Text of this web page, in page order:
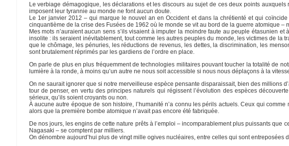
Le verbiage démagogique, les déclarations et les discours au sujet de ces deux points
imposent leur tyrannie au monde ne font aucun doute.
Le 1er janvier 2012 – qui marque le nouvel an en Occident et dans la chrétienté et qui
cinquantième de la crise des Fusées de 1962 où le monde se vit au bord de la guerre atomique –
Mes mots n’auraient aucun sens s’ils visaient à imputer la moindre faute au peuple étasunien
insolite : ils seraient inévitablement, tout comme les autres peuples du monde, les victimes de la
que le chômage, les pénuries, les réductions de revenus, les dettes, la discrimination, les
sont brutalement réprimés par les gardiens de l’ordre en place.
On parle de plus en plus fréquemment de technologies militaires pouvant toucher la totalité de
lumière à la ronde, à moins qu’un autre ne nous soit accessible si nous nous déplaçons à la
On ne saurait ignorer que si notre merveilleuse espèce pensante disparaissait, bien des millions
tour de penser, en vertu des principes naturels qui régissent l’évolution des espèces
sérieux, qu’ils soient croyants ou non.
À aucune autre époque de son histoire, l’humanité n’a connu les périls actuels. Ceux qui
alors que la première bombe atomique n’avait pas encore été fabriquée.
De nos jours, les engins de cette nature prêts à l’emploi – incomparablement plus puissants que
Nagasaki – se comptent par milliers.
On dénombre aujourd’hui plus de vingt mille ogives nucléaires, entre celles qui sont entreposées